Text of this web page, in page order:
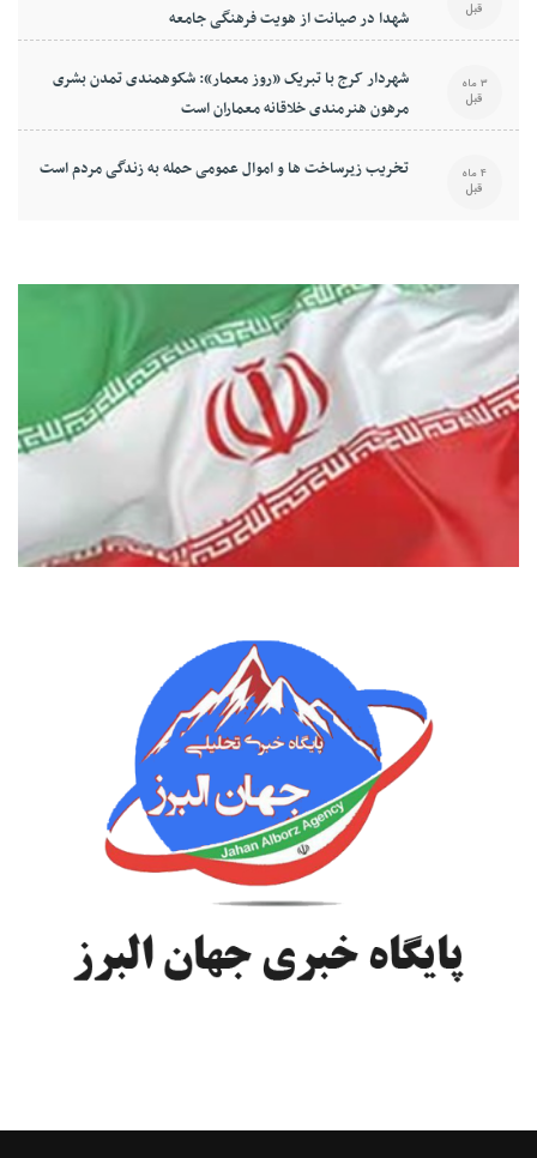
شهدا در صیانت از هویت فرهنگی جامعه
قبل
شهردار کرج با تبریک «روز معمار»: شکوهمندی تمدن بشری
مرهون هنرمندی خلاقانه معماران است
3 ماه
قبل
تخریب زیرساخت ها و اموال عمومی حمله به زندگی مردم است 4 ماه
قبل